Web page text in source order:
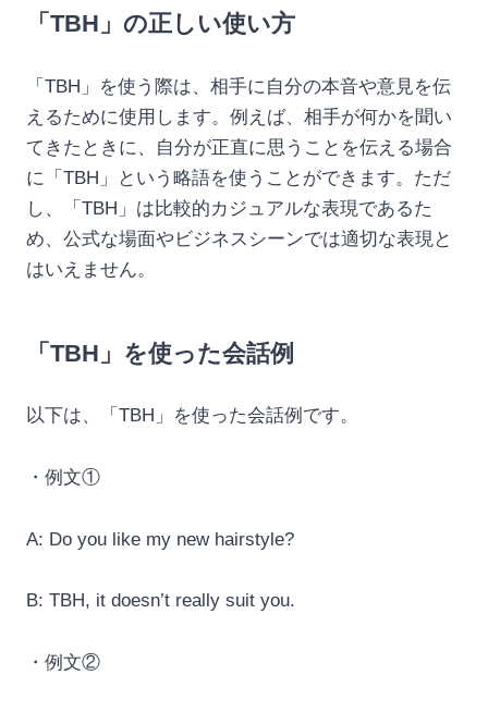
「TBH」の正しい使い方
「TBH」を使う際は、相手に自分の本音や意見を伝
えるために使用します。例えば、相手が何かを聞い
てきたときに、自分が正直に思うことを伝える場合
に「TBH」という略語を使うことができます。ただ
し、「TBH」は比較的カジュアルな表現であるた
め、公式な場面やビジネスシーンでは適切な表現と
はいえません。
「TBH」を使った会話例
以下は、「TBH」を使った会話例です。
・例文①
A: Do you like my new hairstyle?
B: TBH, it doesn’t really suit you.
・例文②